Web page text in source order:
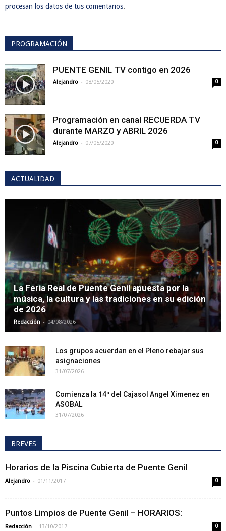
procesan los datos de tus comentarios.
PROGRAMACIÓN
PUENTE GENIL TV contigo en 2026
Alejandro - 08/05/2020 0
Programación en canal RECUERDA TV
durante MARZO y ABRIL 2026
Alejandro - 07/05/2020 0
ACTUALIDAD
La Feria Real de Puente Genil apuesta por la
música, la cultura y las tradiciones en su edición
de 2026
Redacción - 04/08/2026
Los grupos acuerdan en el Pleno rebajar sus
asignaciones
31/07/2026
Comienza la 14ª del Cajasol Angel Ximenez en
ASOBAL
31/07/2026
BREVES
Horarios de la Piscina Cubierta de Puente Genil
Alejandro - 01/11/2017 0
Puntos Limpios de Puente Genil – HORARIOS:
Redacción - 13/10/2017 0